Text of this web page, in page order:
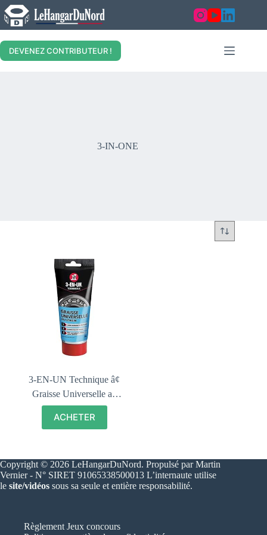
Skip
to
content
DEVENEZ CONTRIBUTEUR !
3-IN-ONE
3-EN-UN Technique â¢
Graisse Universelle au
Lithium â¢ Tube â¢ Forte
adhÃ©rence â¢ RÃ©siste
-20Â°C et +140Â°C â¢
150G
ACHETER
Copyright © 2026 LeHangarDuNord. Propulsé par Martin
Vernier - N° SIRET 91065338500013 L’internaute utilise
le site/vidéos sous sa seule et entière responsabilité.
Règlement Jeux concours